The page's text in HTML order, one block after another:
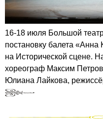
16-18 июля Большой
постановку балета
на Исторической сцене.
хореограф Максим
Юлиана Лайкова,